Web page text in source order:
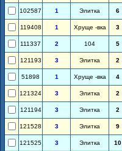
102587 1 Элитка 6
119408 1 Хруще -вка 3
111337 2 104 5
121193 3 Элитка 2
51898 1 Хруще -вка 4
121324 3 Элитка 2
121194 3 Элитка 2
121528 3 Элитка 9
121525 3 Элитка 10